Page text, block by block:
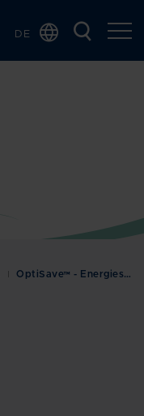
DE
OptiSave™ - Energiesparsystem